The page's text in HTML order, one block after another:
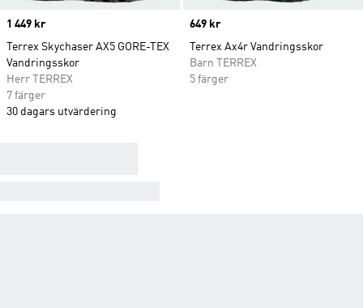
Price
1 449 kr
Terrex Skychaser AX5 GORE-TEX
Vandringsskor
Herr TERREX
7 färger
30 dagars utvärdering
Price
649 kr
Terrex Ax4r Vandringsskor
Barn TERREX
5 färger